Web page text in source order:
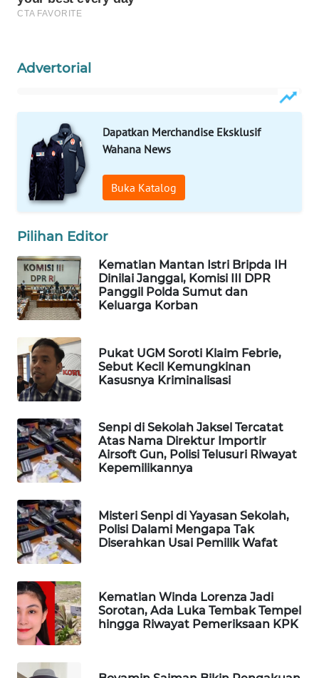
Advertorial
Dapatkan Merchandise Eksklusif
Wahana News
Buka Katalog
Pilihan Editor
Kematian Mantan Istri Bripda IH
Dinilai Janggal, Komisi III DPR
Panggil Polda Sumut dan
Keluarga Korban
Pukat UGM Soroti Klaim Febrie,
Sebut Kecil Kemungkinan
Kasusnya Kriminalisasi
Senpi di Sekolah Jaksel Tercatat
Atas Nama Direktur Importir
Airsoft Gun, Polisi Telusuri Riwayat
Kepemilikannya
Misteri Senpi di Yayasan Sekolah,
Polisi Dalami Mengapa Tak
Diserahkan Usai Pemilik Wafat
Kematian Winda Lorenza Jadi
Sorotan, Ada Luka Tembak Tempel
hingga Riwayat Pemeriksaan KPK
WAHANA
WAHANA
LISTRIK
WAHANA
TRAVEL
WAHANA
TV
ID
WAHANANEWS
CO ID
WAHANANEWS
NET
WAHANA
SPORT
WAHANA
UMKM
WAHANA
SELEB
WAHANA
PERSONA
WAHANA
OTOMOTIF
WAHANA